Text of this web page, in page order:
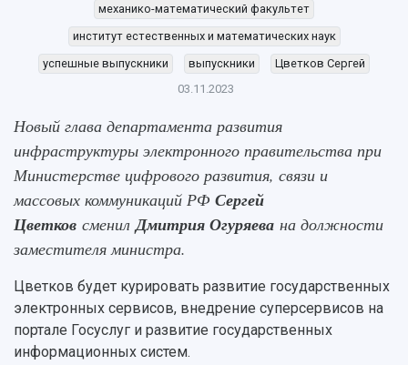
Руководство
Наблюдательный совет
Попечительский совет
Кадровый резерв
Персоналии
Сотрудники и преподаватели
Заслуженные деятели
Структура университета
Институты и факультеты
Кафедры
Научные подразделения
Отделы и службы
СМИ об университете
Пресс-центр
Газета "Самарский университет"
Мы в соцсетях
Мультимедиа
Подкасты
Просветительский проект "Одержимы
Формы обучения
Учебные планы
Дополнительное образование
Институты и факультеты
Образовательные программы
Профессорско-преподавательский состав
Расписание занятий
Тестирование иностранных граждан на
знание русского языка, истории России и
основ законодательства РФ
Конкурс на замещение должностей научных
работников
Научно-технический совет
Научные проекты и темы
Аспирантура и докторантура
Справочные материалы
Научная инфраструктура
Научно-исследовательские подразделения
исследовательской деятельностью
Материальная база
Подразделения научного обслуживания
Организационные документы
механико-математический факультет
институт естественных и математических наук
успешные выпускники
выпускники
Цветков Сергей
03.11.2023
Новый глава департамента развития
инфраструктуры электронного правительства при
Министерстве цифрового развития, связи и
массовых коммуникаций РФ Сергей
Цветков сменилДмитрия Огуряева на должности
заместителя министра.
Цветков будет курировать развитие государственных
электронных сервисов, внедрение суперсервисов на
портале Госуслуг и развитие государственных
информационных систем.